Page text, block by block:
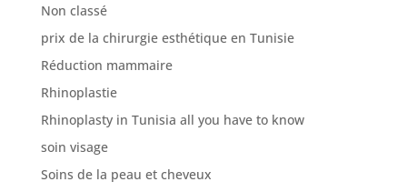
Non classé
prix de la chirurgie esthétique en Tunisie
Réduction mammaire
Rhinoplastie
Rhinoplasty in Tunisia all you have to know
soin visage
Soins de la peau et cheveux